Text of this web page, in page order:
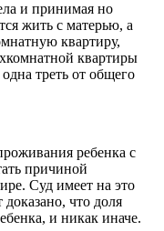
и принимая но
жить с матерью, а
квартиру,
квартиры
треть от общего
ребенка с
причиной
Суд имеет на это
доказано, что доля
и никак иначе.